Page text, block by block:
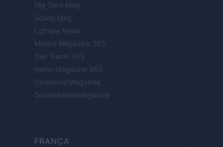
Hig Tech Mag
Scoop Mag
Lgbtqia News
Motors Magazine 365
Day Travel 365
Home Magazine 365
Cineverse Magazine
SecondHomeMagazine
FRANÇA